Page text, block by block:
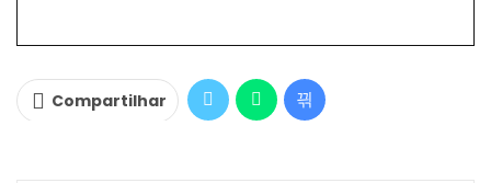
Compartilhar